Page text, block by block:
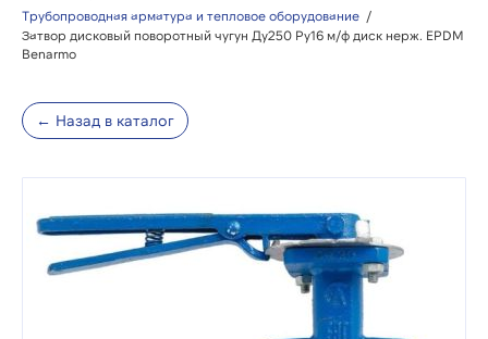
Трубопроводная арматура и тепловое оборудование /
Затвор дисковый поворотный чугун Ду250 Ру16 м/ф диск нерж. EPDM
Benarmo
← Назад в каталог